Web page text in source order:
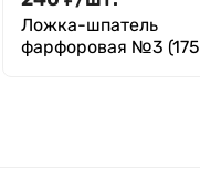
Ложка-шпатель
фарфоровая №3 (175